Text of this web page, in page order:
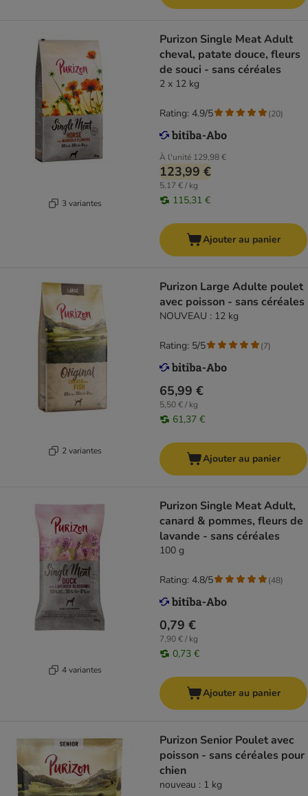
3 variantes
Purizon Single Meat Adult
cheval, patate douce, fleurs
de souci - sans céréales
2 x 12 kg
À l'unité 129,98 €
123,99 €
5,17 € / kg
115,31 €
Rating: 4.9/5 (20)
Ajouter au panier
2 variantes
Purizon Large Adulte poulet
avec poisson - sans céréales
NOUVEAU : 12 kg
65,99 €
5,50 € / kg
61,37 €
Rating: 5/5 (7)
Ajouter au panier
4 variantes
Purizon Single Meat Adult,
canard & pommes, fleurs de
lavande - sans céréales
100 g
0,79 €
7,90 € / kg
0,73 €
Rating: 4.8/5 (48)
Ajouter au panier
Purizon Senior Poulet avec
poisson - sans céréales pour
chien
nouveau : 1 kg